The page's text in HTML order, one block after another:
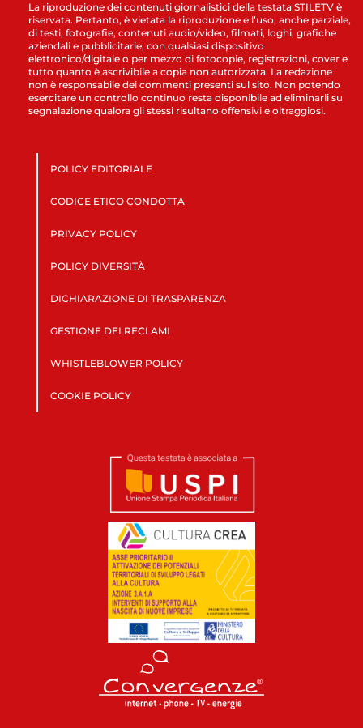
La riproduzione dei contenuti giornalistici della testata STILETV è
riservata. Pertanto, è vietata la riproduzione e l’uso, anche parziale,
di testi, fotografie, contenuti audio/video, filmati, loghi, grafiche
aziendali e pubblicitarie, con qualsiasi dispositivo
elettronico/digitale o per mezzo di fotocopie, registrazioni, cover e
tutto quanto è ascrivibile a copia non autorizzata. La redazione
non è responsabile dei commenti presenti sul sito. Non potendo
esercitare un controllo continuo resta disponibile ad eliminarli su
segnalazione qualora gli stessi risultano offensivi e oltraggiosi.
POLICY EDITORIALE
CODICE ETICO CONDOTTA
PRIVACY POLICY
POLICY DIVERSITÀ
DICHIARAZIONE DI TRASPARENZA
GESTIONE DEI RECLAMI
WHISTLEBLOWER POLICY
COOKIE POLICY